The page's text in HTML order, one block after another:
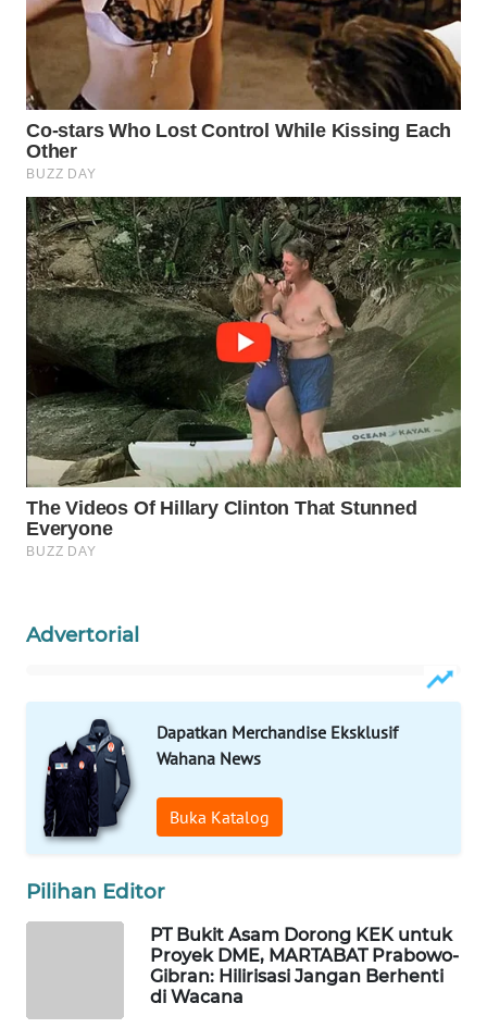
Advertorial
Dapatkan Merchandise Eksklusif
Wahana News
Buka Katalog
Pilihan Editor
PT Bukit Asam Dorong KEK untuk
Proyek DME, MARTABAT Prabowo-
Gibran: Hilirisasi Jangan Berhenti
di Wacana
WAHANANEWS
ID
WAHANANEWS
CO ID
WAHANANEWS
NET
WAHANA
SPORT
WAHANA
UMKM
WAHANA
SELEB
WAHANA
PERSONA
OTOMOTIF
WAHANA
DESA
WISATA
WAHANA